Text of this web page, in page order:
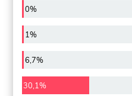
0%
1%
6,7%
30,1%